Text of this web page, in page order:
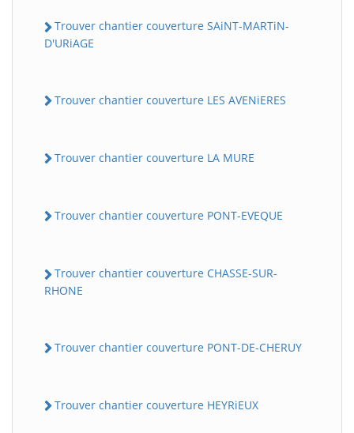
Trouver chantier couverture SAiNT-MARTiN-
D'URiAGE
Trouver chantier couverture LES AVENiERES
Trouver chantier couverture LA MURE
Trouver chantier couverture PONT-EVEQUE
Trouver chantier couverture CHASSE-SUR-
RHONE
Trouver chantier couverture PONT-DE-CHERUY
Trouver chantier couverture HEYRiEUX